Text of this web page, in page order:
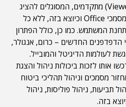
הפתרון משלב מציגנים (Viewers) מתקדמים, המסוגלים להציג
קבצי CAD, קבצי HTML, מסמכי Office וכיוצא בזה, ללא כל
המשתמש. כמו כן, כולל הפתרון
הדפדפנים החדשים – כרום, אנגולר,
לעולמות הדיגיטל והמובייל.
אותו לזכות ביכולות ניהול והצגת
מסמכים וניהול תהליכי ביטוח
תביעות, ניהול פוליסות, ניהול
בזה.